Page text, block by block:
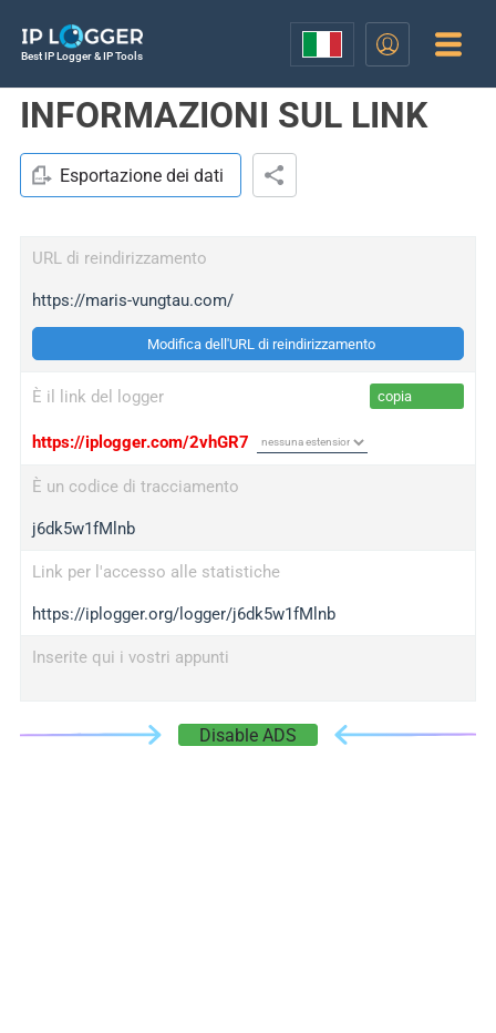
Best IP Logger & IP Tools
INFORMAZIONI SUL LINK
Esportazione dei dati
URL di reindirizzamento
https://maris-vungtau.com/
Modifica dell'URL di reindirizzamento
È il link del logger copia
https://iplogger.com/2vhGR7
È un codice di tracciamento
j6dk5w1fMlnb
Link per l'accesso alle statistiche
https://iplogger.org/logger/j6dk5w1fMlnb
Inserite qui i vostri appunti
Disable ADS